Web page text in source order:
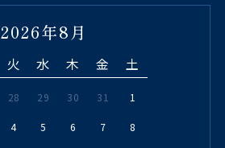
2026年8月
火 水 木 金 土
28 29 30 31 1
4 5 6 7 8